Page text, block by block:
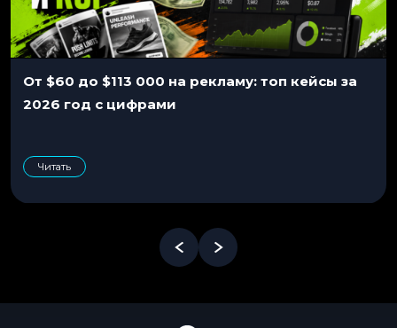
От $60 до $113 000 на рекламу: топ кейсы за
2026 год с цифрами
Читать